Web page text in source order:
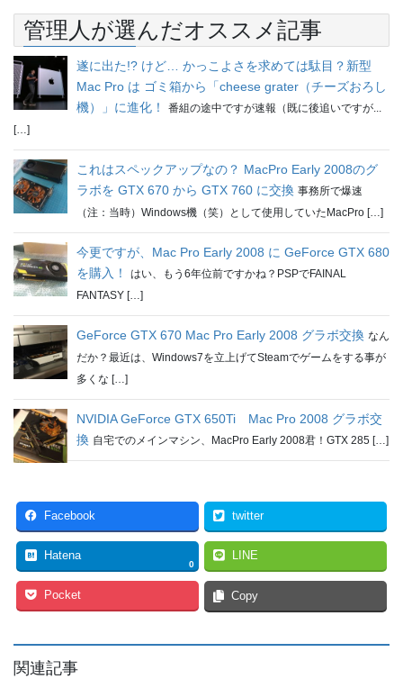
管理人が選んだオススメ記事
遂に出た!? けど… かっこよさを求めては駄目？新型
Mac Pro は ゴミ箱から「cheese grater（チーズおろし
機）」に進化！
番組の途中ですが速報（既に後追いですが...
[…]
これはスペックアップなの？ MacPro Early 2008のグ
ラボを GTX 670 から GTX 760 に交換 事務所で爆速
（注：当時）Windows機（笑）として使用していたMacPro […]
今更ですが、Mac Pro Early 2008 に GeForce GTX 680
を購入！
はい、もう6年位前ですかね？PSPでFAINAL
FANTASY […]
GeForce GTX 670 Mac Pro Early 2008 グラボ交換 なん
だか？最近は、Windows7を立上げてSteamでゲームをする事が
多くな […]
NVIDIA GeForce GTX 650Ti Mac Pro 2008 グラボ交
換 自宅でのメインマシン、MacPro Early 2008君！GTX 285 […]
Facebook twitter
Hatena
0
LINE
Pocket Copy
関連記事